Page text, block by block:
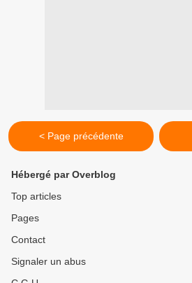
< Page précédente
Hébergé par Overblog
Top articles
Pages
Contact
Signaler un abus